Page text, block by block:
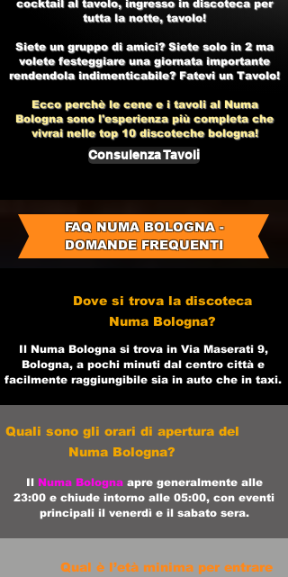
cocktail al tavolo, ingresso in discoteca per
tutta la notte, tavolo!
Siete un gruppo di amici? Siete solo in 2 ma
volete festeggiare una giornata importante
rendendola indimenticabile? Fatevi un Tavolo!
Ecco perchè le cene e i tavoli al Numa
Bolognasono l'esperienza più completa che
vivrai nelle top 10 discoteche bologna!
Consulenza Tavoli
FAQ NUMA BOLOGNA -
DOMANDE FREQUENTI
Dove si trova la discoteca
Numa Bologna?
Il Numa Bologna si trova in Via Maserati 9,
Bologna, a pochi minuti dal centro città e
facilmente raggiungibile sia in auto che in taxi.
Quali sono gli orari di apertura del
Numa Bologna?
Il Numa Bolognaapre generalmente alle
23:00 e chiude intorno alle 05:00, con eventi
principali il venerdì e il sabato sera.
Qual è l’età minima per entrare